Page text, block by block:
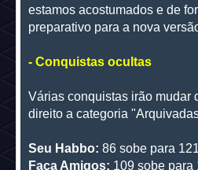
estamos acostumados e de
preparativo para a nova
- Conquistas ocultas
Várias conquistas irão mudar
direito a categoria
Seu Habbo: 86 sobe para
Faça Amigos: 109 sobe para